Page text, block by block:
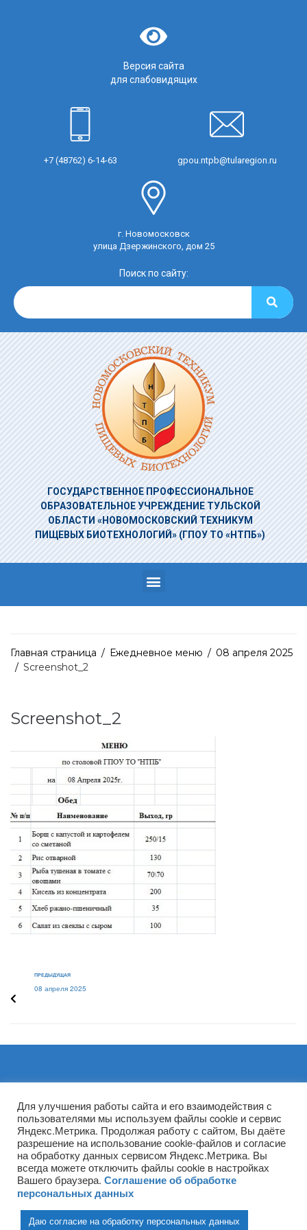
Версия сайта
для слабовидящих
+7 (48762) 6-14-63 gpou.ntpb@tularegion.ru
г. Новомосковск
улица Дзержинского, дом 25
Поиск по сайту:
ГОСУДАРСТВЕННОЕ ПРОФЕССИОНАЛЬНОЕ
ОБРАЗОВАТЕЛЬНОЕ УЧРЕЖДЕНИЕТУЛЬСКОЙ
ОБЛАСТИ «НОВОМОСКОВСКИЙ ТЕХНИКУМ
ПИЩЕВЫХ БИОТЕХНОЛОГИЙ» (ГПОУ ТО «НТПБ»)
Главная страница / Ежедневное меню / 08 апреля 2025
/ Screenshot_2
Screenshot_2
ПРЕДЫДУЩАЯ
08 апреля 2025
Архивы
(ГПОУ ТО «НТПБ») 2020 г. ©
Для улучшения работы сайта и его взаимодействия с
пользователями мы используем файлы cookie и сервис
Яндекс.Метрика. Продолжая работу с сайтом, Вы даёте
разрешение на использование cookie-файлов и согласие
на обработку данных сервисом Яндекс.Метрика. Вы
всегда можете отключить файлы cookie в настройках
Вашего браузера. Соглашение об обработке
персональных данных
Даю согласие на обработку персональных данных